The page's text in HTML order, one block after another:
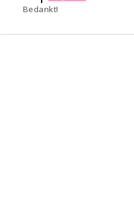
Bedankt!